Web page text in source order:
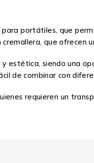
portátiles, que
que
estética, siendo una
de combinar con
requieren un